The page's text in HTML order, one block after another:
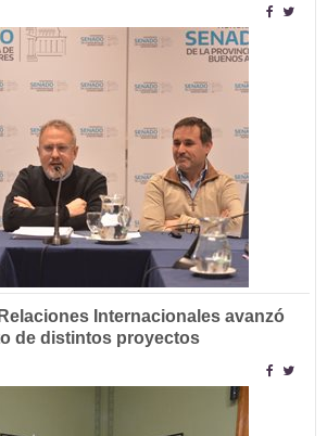
Internacionales avanzó
de distintos proyectos